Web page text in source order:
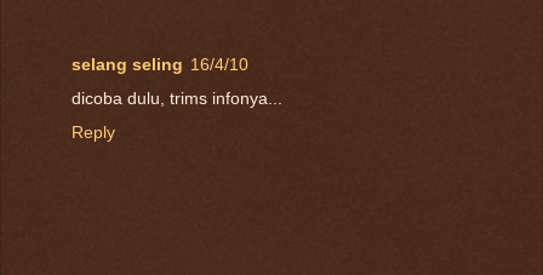
selang seling 16/4/10
dicoba dulu, trims infonya...
Reply